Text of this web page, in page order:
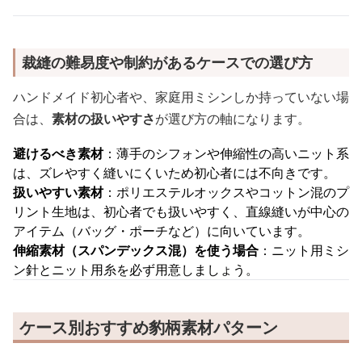
裁縫の難易度や制約があるケースでの選び方
ハンドメイド初心者や、家庭用ミシンしか持っていない場
合は、 素材の扱いやすさが選び方の軸になります。
避けるべき素材：薄手のシフォンや伸縮性の高いニット系
は、ズレやすく縫いにくいため初心者には不向きです。
扱いやすい素材：ポリエステルオックスやコットン混のプ
リント生地は、初心者でも扱いやすく、直線縫いが中心の
アイテム（バッグ・ポーチなど）に向いています。
伸縮素材（スパンデックス混）を使う場合 ：ニット用ミシ
ン針とニット用糸を必ず用意しましょう。
ケース別おすすめ豹柄素材パターン